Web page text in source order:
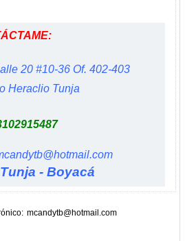
20 #10-36 Of. 402-403
Heraclio Tunja
Tunja - Boyacá
mcandytb@hotmail.com